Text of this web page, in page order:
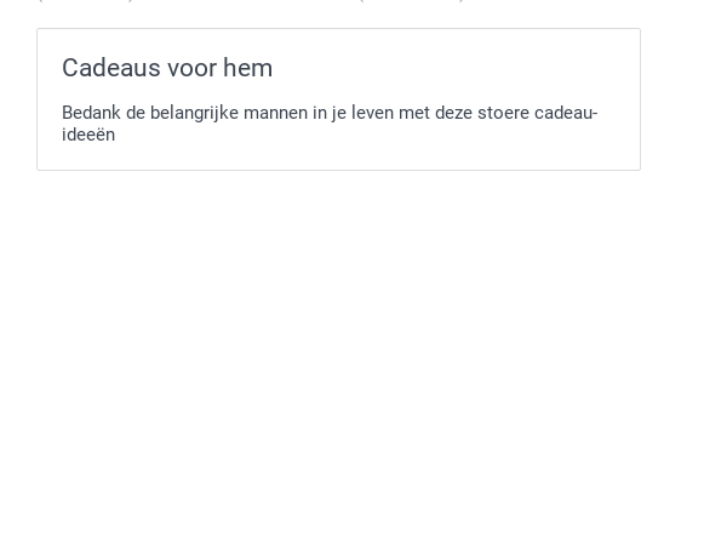
Cadeaus voor hem
Bedank de belangrijke mannen in je leven met deze stoere cadeau-
ideeën